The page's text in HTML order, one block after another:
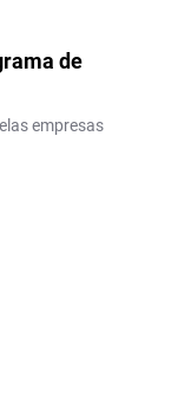
de
empresas